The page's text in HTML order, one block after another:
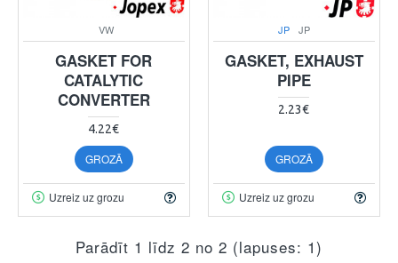
VW
GASKET FOR
CATALYTIC
CONVERTER
4.22€
GROZĀ
Uzreiz uz grozu
JP JP
GASKET, EXHAUST
PIPE
2.23€
GROZĀ
Uzreiz uz grozu
Parādīt 1 līdz 2 no 2 (lapuses: 1)